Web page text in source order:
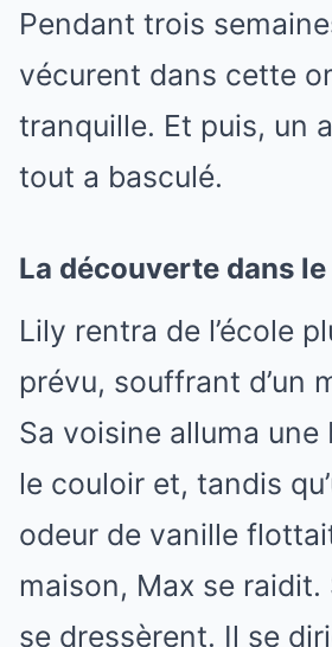
Pendant trois
vécurent dans cette
tranquille. Et puis, un
tout a basculé.
La découverte dans
Lily rentra de l’école
prévu, souffrant d’un
Sa voisine alluma une
le couloir et, tandis
odeur de vanille
maison, Max se raidit.
se dressèrent. Il se